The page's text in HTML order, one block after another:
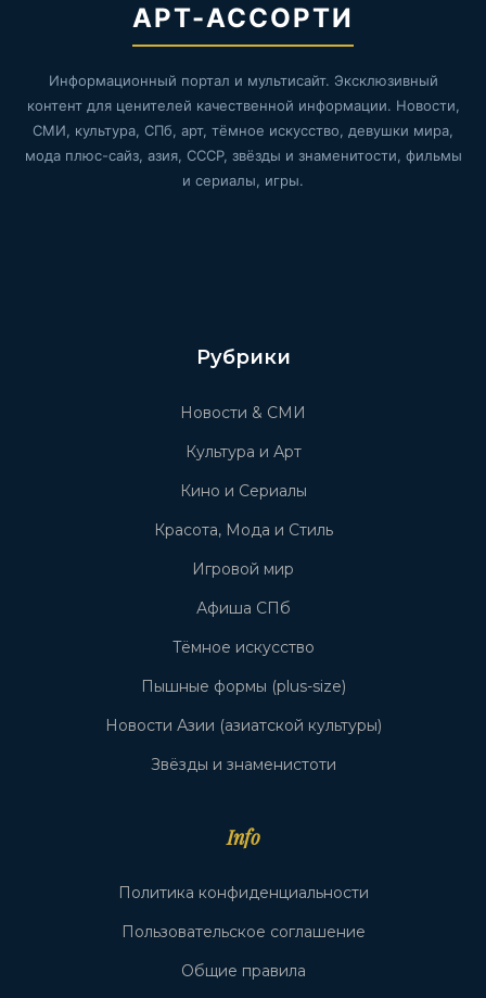
АРТ-АССОРТИ
Информационный портал и мультисайт. Эксклюзивный
контент для ценителей качественной информации. Новости,
СМИ, культура, СПб, арт, тёмное искусство, девушки мира,
мода плюс-сайз, азия, СССР, звёзды и знаменитости, фильмы
и сериалы, игры.
Рубрики
Новости & СМИ
Культура и Арт
Кино и Сериалы
Красота, Мода и Стиль
Игровой мир
Афиша СПб
Тёмное искусство
Пышные формы (plus-size)
Новости Азии (азиатской культуры)
Звёзды и знаменистоти
Info
Политика конфиденциальности
Пользовательское соглашение
Общие правила